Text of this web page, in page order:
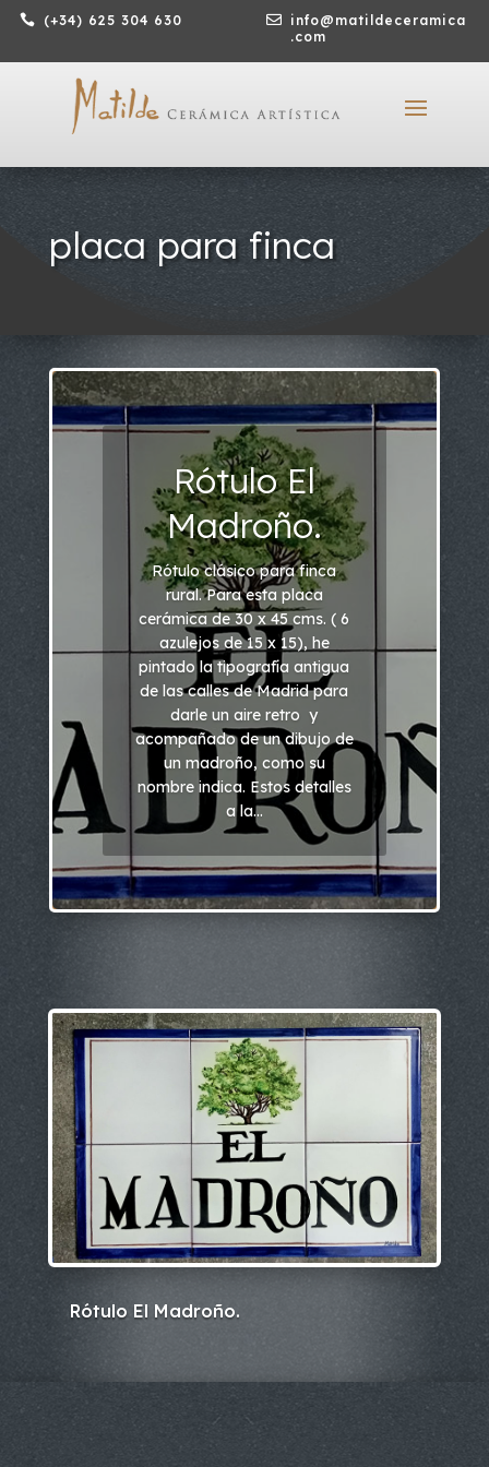
 (+34) 625 304 630 
info@matildeceramica
.com
placa para finca
Rótulo El
Madroño.
Rótulo clásico para finca
rural. Para esta placa
cerámica de 30 x 45 cms. ( 6
azulejos de 15 x 15), he
pintado la tipografía antigua
de las calles de Madrid para
darle un aire retro y
acompañado de un dibujo de
un madroño, como su
nombre indica. Estos detalles
a la...
Rótulo El Madroño.